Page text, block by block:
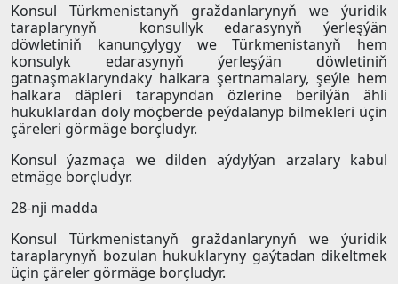
Konsul Türkmenistanyň graždanlarynyň we ýuridik
taraplarynyň konsullyk edarasynyň ýerleşýän
döwletiniň kanunçylygy we Türkmenistanyň hem
konsulyk edarasynyň ýerleşýän döwletiniň
gatnaşmaklaryndaky halkara şertnamalary, şeýle hem
halkara däpleri tarapyndan özlerine berilýän ähli
hukuklardan doly möçberde peýdalanyp bilmekleri üçin
çäreleri görmäge borçludyr.
Konsul ýazmaça we dilden aýdylýan arzalary kabul
etmäge borçludyr.
28-nji madda
Konsul Türkmenistanyň graždanlarynyň we ýuridik
taraplarynyň bozulan hukuklaryny gaýtadan dikeltmek
üçin çäreler görmäge borçludyr.